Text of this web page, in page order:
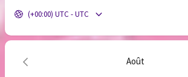
C’est une première étape simple et sans engagement
durable.
Pour qui ?Toute personne, particulier ou
(+00:00) UTC - UTC
Août